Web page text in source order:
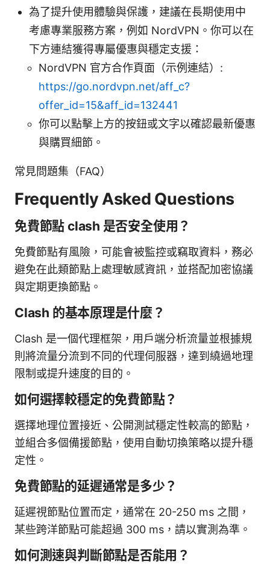
為了提升使用體驗與保護，建議在長期使用中
考慮專業服務方案，例如 NordVPN。你可以在
下方連結獲得專屬優惠與穩定支援：
NordVPN 官方合作頁面（示例連結）:
https://go.nordvpn.net/aff_c?
offer_id=15&aff_id=132441
你可以點擊上方的按鈕或文字以確認最新優惠
與購買細節。
常見問題集（FAQ）
Frequently Asked Questions
免費節點 clash 是否安全使用？
免費節點有風險，可能會被監控或竊取資料，務必
避免在此類節點上處理敏感資訊，並搭配加密協議
與定期更換節點。
Clash 的基本原理是什麼？
Clash 是一個代理框架，用戶端分析流量並根據規
則將流量分流到不同的代理伺服器，達到繞過地理
限制或提升速度的目的。
如何選擇較穩定的免費節點？
選擇地理位置接近、公開測試穩定性較高的節點，
並組合多個備援節點，使用自動切換策略以提升穩
定性。
免費節點的延遲通常是多少？
延遲視節點位置而定，通常在 20-250 ms 之間，
某些跨洋節點可能超過 300 ms，請以實測為準。
如何測速與判斷節點是否能用？